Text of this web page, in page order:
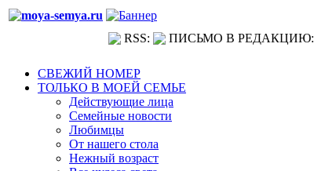
RSS: ПИСЬМО В РЕДАКЦИЮ:
СВЕЖИЙ НОМЕР
ТОЛЬКО В МОЕЙ СЕМЬЕ
Действующие лица
Семейные новости
Любимцы
От нашего стола
Нежный возраст